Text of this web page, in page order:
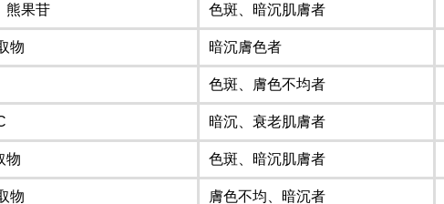
熊果苷 色斑、暗沉肌膚者
物 暗沉膚色者
色斑、膚色不均者
暗沉、衰老肌膚者
物 色斑、暗沉肌膚者
物 膚色不均、暗沉者